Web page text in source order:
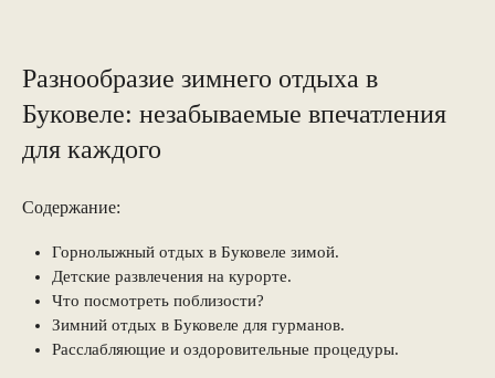
Разнообразие зимнего отдыха в
Буковеле: незабываемые впечатления
для каждого
Содержание:
Горнолыжный отдых в Буковеле зимой.
Детские развлечения на курорте.
Что посмотреть поблизости?
Зимний отдых в Буковеле для гурманов.
Расслабляющие и оздоровительные процедуры.